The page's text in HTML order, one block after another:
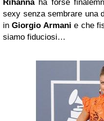
Rihannaha forse
sexy senza sembrare una
inGiorgio Armani e che
siamo fiduciosi…